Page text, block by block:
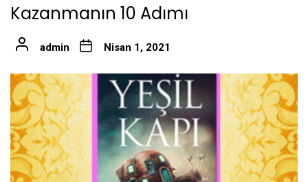
Kazanmanın 10 Adımı
admin Nisan 1, 2021